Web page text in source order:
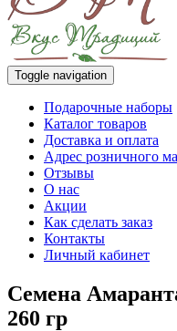
Toggle navigation
Подарочные наборы
Каталог товаров
Доставка и оплата
Адрес розничного
Отзывы
О нас
Акции
Как сделать заказ
Контакты
Личный кабинет
Семена
260 гр